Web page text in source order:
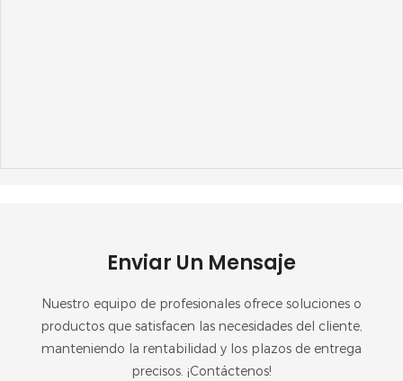
Enviar Un Mensaje
Nuestro equipo de profesionales ofrece soluciones o
productos que satisfacen las necesidades del cliente,
manteniendo la rentabilidad y los plazos de entrega
precisos. ¡Contáctenos!